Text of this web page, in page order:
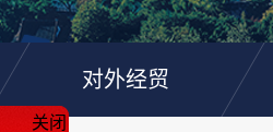
对外经贸